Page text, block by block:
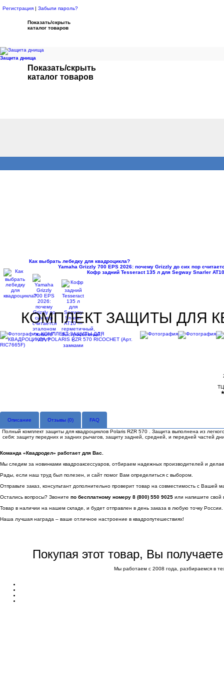
Регистрация Забыли пароль?
Показать/скрыть
каталог товаров
Защита днища
Показать/скрыть
каталог товаров
Как выбрать лебедку для квадроцикла?
Yamaha Grizzly 700 EPS 2026: почему Grizzly до сих пор
Кофр задний Tesseract 135 л для Segway Snarler
КОМПЛЕКТ ЗАЩИТЫ ДЛЯ
ТЦ
Описание Отзывы (0) FAQ
Полный комплект защиты для квадроциклов Polaris RZR 570 . Защита выполнена из
себя: защиту передних и задних рычагов, защиту задней, средней, и передней частей
Команда «Квадродел» работает для Вас.
Мы следим за новинками квадроаксессуаров, отбираем надежных производителей и
Рады, если наш труд был полезен, и сайт помог Вам определиться с выбором.
Отправьте заказ, консультант дополнительно проверит товар на совместимость с
Остались вопросы? Звоните по бесплатному номеру 8 (800) 550 9025 или напишите свой
Товар в наличии на нашем складе, и будет отправлен в день заказа в любую точку
Наша лучшая награда – ваше отличное настроение в квадропутешествиях!
Покупая этот товар, Вы
Мы работаем с 2008 года, разбираемся в